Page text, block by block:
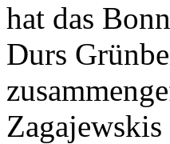
hat das
Durs